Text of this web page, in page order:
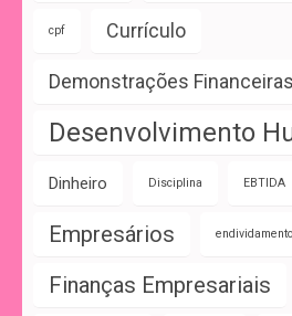
cpf Currículo
Demonstrações Financeiras
Desenvolvimento
Dinheiro Disciplina EBTIDA
Empresários endividamento
Finanças Empresariais